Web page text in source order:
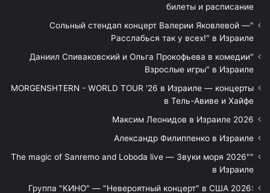
билеты и расписание
"Сольный стендап концерт Валерии Яковлевой —
Расслабься так у всех!" в Израиле
"Даниил Спиваковский и Ольга Прокофьева в комедии
Взрослые игры" в Израиле
MORGENSHTERN - WORLD TOUR '26 в Израиле — концерты
в Тель-Авиве и Хайфе
Максим Леонидов в Израиле 2026
Александр Филиппенко в Израиле
"The magic of Sanremo and Loboda live — Звуки моря 2026"
в Израиле
Группа "КИНО" — "Невероятный концерт" в США 2026: